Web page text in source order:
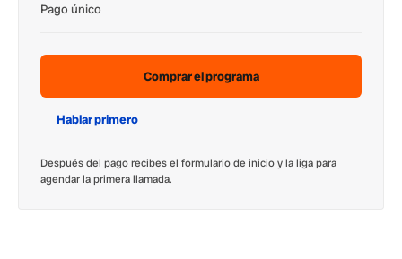
Pago único
Comprar el programa
Hablar primero
Después del pago recibes el formulario de inicio y la liga para
agendar la primera llamada.